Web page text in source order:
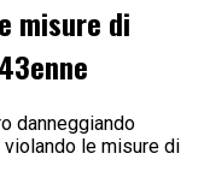
misure di
danneggiando
le misure di